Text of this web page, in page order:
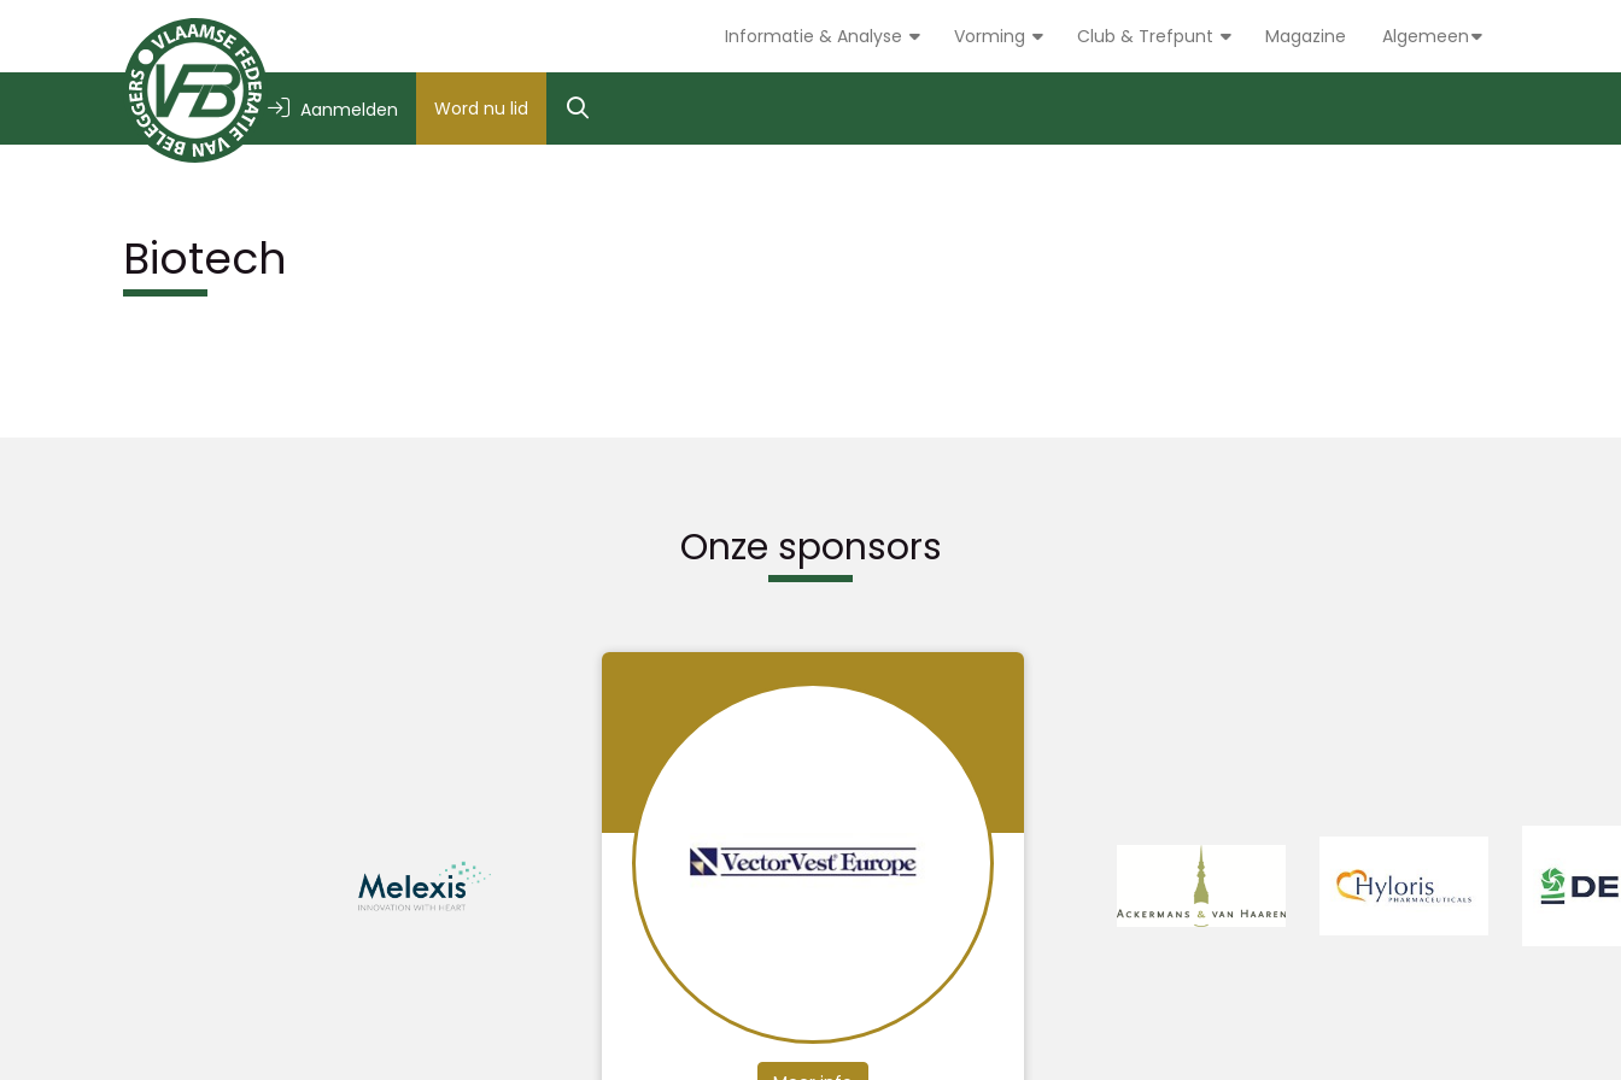
Informatie & Analyse Vorming Club & Trefpunt Magazine Algemeen
Aanmelden Word nu lid
Biotech
Onze sponsors